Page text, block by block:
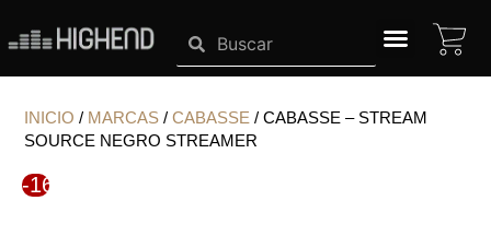
contenido
INICIO / MARCAS / CABASSE / CABASSE – STREAM
SOURCE NEGRO STREAMER
-16%